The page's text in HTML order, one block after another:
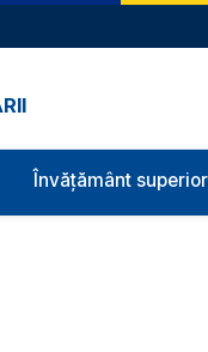
Învățământ superior